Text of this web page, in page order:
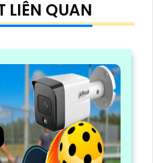
Ty Lắp Camera Quận 4 Giá
Chọn Camera Lắp Cho
Camera Quan Sát
LIÊN QUAN